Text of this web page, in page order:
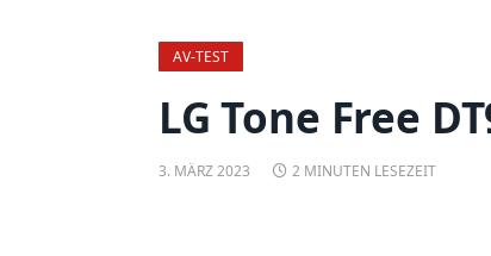
AV-TEST
LG Tone Free
3. MÄRZ 2023 2 MINUTEN LESEZEIT